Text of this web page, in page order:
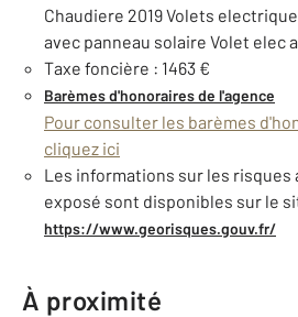
Chaudiere 2019 Volets electrique
avec panneau solaire Volet elec
Taxe foncière : 1463 €
Barèmes d'honoraires de l'agence
Pour consulter les barèmes
cliquez ici
Les informations sur les risques
exposé sont disponibles sur le
https://www.georisques.gouv.fr/
À proximité